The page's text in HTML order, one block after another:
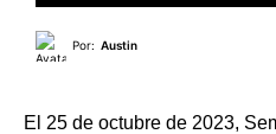
Por: Austin
El 25 de octubre de 2023,